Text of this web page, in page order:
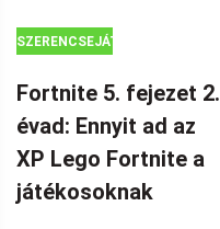
SZERENCSEJÁTÉK
Fortnite 5. fejezet 2.
évad: Ennyit ad az
XP Lego Fortnite a
játékosoknak